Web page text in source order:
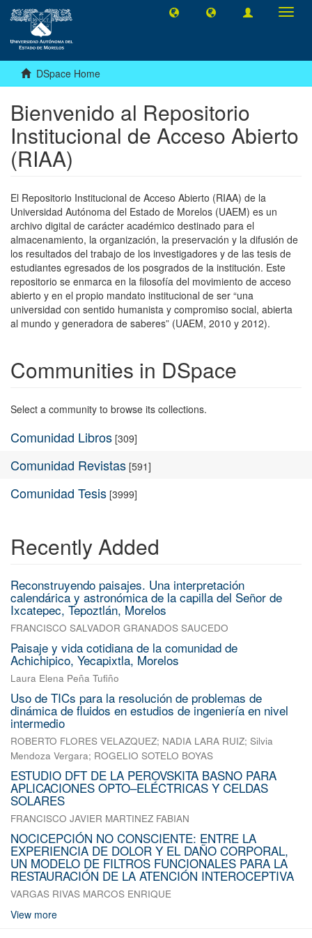
DSpace Home
Bienvenido al Repositorio
Institucional de Acceso Abierto
(RIAA)
El Repositorio Institucional de Acceso Abierto (RIAA) de la
Universidad Autónoma del Estado de Morelos (UAEM) es un
archivo digital de carácter académico destinado para el
almacenamiento, la organización, la preservación y la difusión de
los resultados del trabajo de los investigadores y de las tesis de
estudiantes egresados de los posgrados de la institución. Este
repositorio se enmarca en la filosofía del movimiento de acceso
abierto y en el propio mandato institucional de ser “una
universidad con sentido humanista y compromiso social, abierta
al mundo y generadora de saberes” (UAEM, 2010 y 2012).
Communities in DSpace
Select a community to browse its collections.
Comunidad Libros [309]
Comunidad Revistas [591]
Comunidad Tesis [3999]
Recently Added
Reconstruyendo paisajes. Una interpretación
calendárica y astronómica de la capilla del Señor de
Ixcatepec, Tepoztlán, Morelos
FRANCISCO SALVADOR GRANADOS SAUCEDO
Paisaje y vida cotidiana de la comunidad de
Achichipico, Yecapixtla, Morelos
Laura Elena Peña Tufiño
Uso de TICs para la resolución de problemas de
dinámica de fluidos en estudios de ingeniería en nivel
intermedio
ROBERTO FLORES VELAZQUEZ; NADIA LARA RUIZ; Silvia
Mendoza Vergara; ROGELIO SOTELO BOYAS
ESTUDIO DFT DE LA PEROVSKITA BASNO PARA
APLICACIONES OPTO–ELÉCTRICAS Y CELDAS
SOLARES
FRANCISCO JAVIER MARTINEZ FABIAN
NOCICEPCIÓN NO CONSCIENTE: ENTRE LA
EXPERIENCIA DE DOLOR Y EL DAÑO CORPORAL,
UN MODELO DE FILTROS FUNCIONALES PARA LA
RESTAURACIÓN DE LA ATENCIÓN INTEROCEPTIVA
VARGAS RIVAS MARCOS ENRIQUE
View more